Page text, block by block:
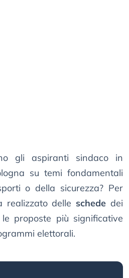
gli aspiranti sindaco in
su temi fondamentali
o della sicurezza? Per
delle schede dei
proposte più significative
elettorali.